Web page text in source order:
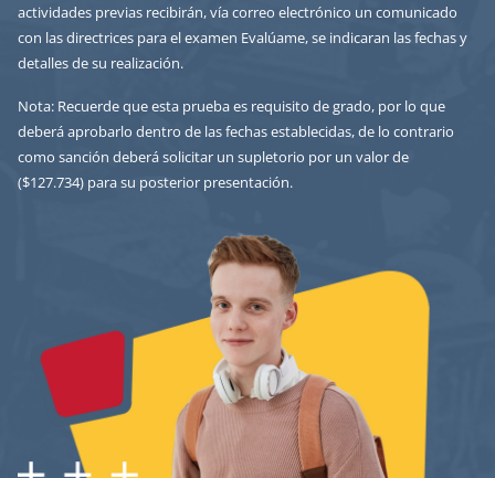
actividades previas recibirán, vía correo electrónico un comunicado
con las directrices para el examen Evalúame, se indicaran las fechas y
detalles de su realización.
Nota: Recuerde que esta prueba es requisito de grado, por lo que
deberá aprobarlo dentro de las fechas establecidas, de lo contrario
como sanción deberá solicitar un supletorio por un valor de
($127.734) para su posterior presentación.